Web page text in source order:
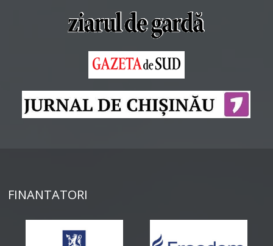
FINANTATORI